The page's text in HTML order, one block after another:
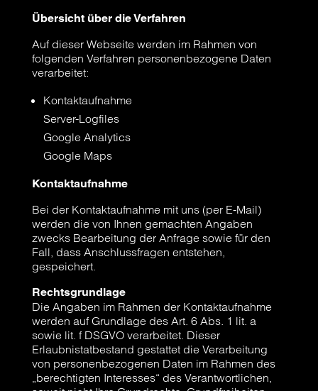
Übersicht über die Verfahren
Auf dieser Webseite werden im Rahmen von
folgenden Verfahren personenbezogene Daten
verarbeitet:
Kontaktaufnahme
Server-Logfiles
Google Analytics
Google Maps
Kontaktaufnahme
Bei der Kontaktaufnahme mit uns (per E-Mail)
werden die von Ihnen gemachten Angaben
zwecks Bearbeitung der Anfrage sowie für den
Fall, dass Anschlussfragen entstehen,
gespeichert.
Rechtsgrundlage
Die Angaben im Rahmen der Kontaktaufnahme
werden auf Grundlage des Art. 6 Abs. 1 lit. a
sowie lit. f DSGVO verarbeitet. Dieser
Erlaubnistatbestand gestattet die Verarbeitung
von personenbezogenen Daten im Rahmen des
„berechtigten Interesses“ des Verantwortlichen,